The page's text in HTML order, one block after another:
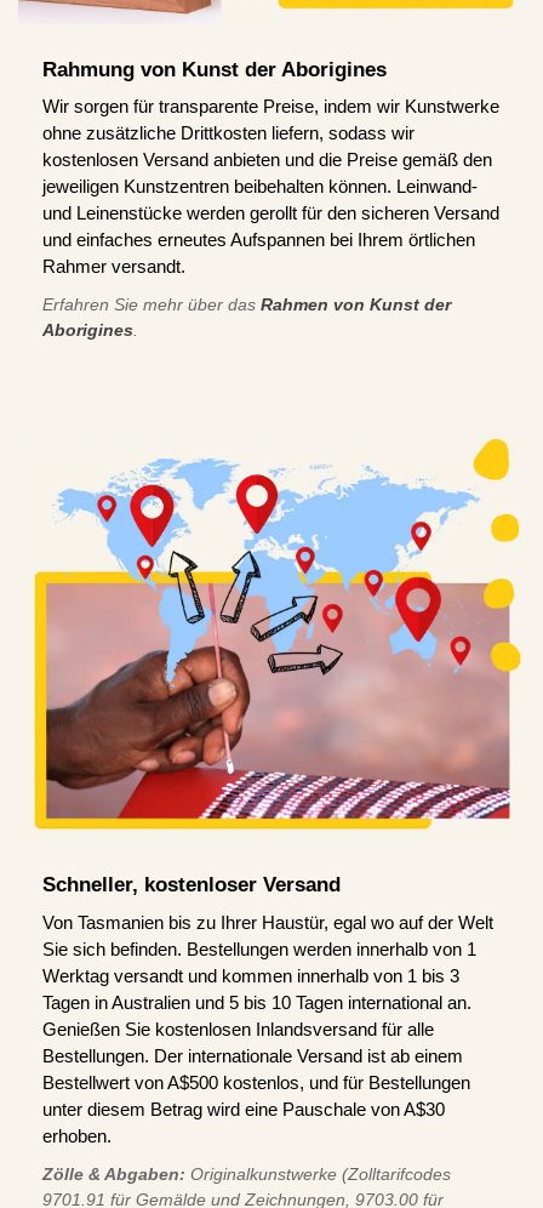
Rahmung von Kunst der Aborigines
Wir sorgen für transparente Preise, indem wir Kunstwerke
ohne zusätzliche Drittkosten liefern, sodass wir
kostenlosen Versand anbieten und die Preise gemäß den
jeweiligen Kunstzentren beibehalten können. Leinwand-
und Leinenstücke werden gerollt für den sicheren Versand
und einfaches erneutes Aufspannen bei Ihrem örtlichen
Rahmer versandt.
Erfahren Sie mehr über das Rahmen von Kunst der
Aborigines
Schneller, kostenloser Versand
Von Tasmanien bis zu Ihrer Haustür, egal wo auf der Welt
Sie sich befinden. Bestellungen werden innerhalb von 1
Werktag versandt und kommen innerhalb von 1 bis 3
Tagen in Australien und 5 bis 10 Tagen international an.
Genießen Sie kostenlosen Inlandsversand für alle
Bestellungen. Der internationale Versand ist ab einem
Bestellwert von A$500 kostenlos, und für Bestellungen
unter diesem Betrag wird eine Pauschale von A$30
erhoben.
Zölle & Abgaben: Originalkunstwerke (Zolltarifcodes
9701.91 für Gemälde und Zeichnungen, 9703.00 für